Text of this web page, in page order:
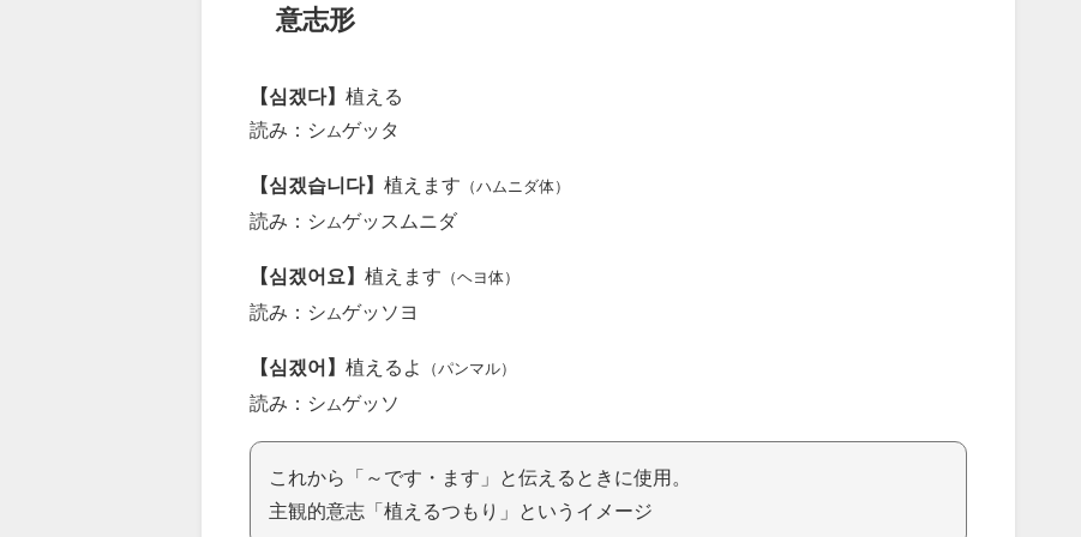
意志形
【심겠다】 植える
読み：シ ムゲッタ
【심겠습니다】 植えます （ハムニダ体）
読み：シ ムゲッスムニダ
【심겠어요】 植えます （ヘヨ体）
読み：シ ムゲッソヨ
【심겠어】 植えるよ （パンマル）
読み：シ ムゲッソ
これから「～です・ます」と伝えるときに使用。
主観的意志「植えるつもり」というイメージ